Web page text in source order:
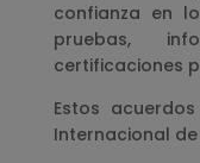
confianza en
pruebas,
certificaciones
Estos
Internacional